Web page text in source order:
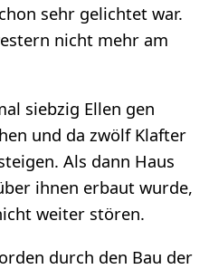
sehr gelichtet war.
nicht mehr am
siebzig Ellen gen
und da zwölf Klafter
Als dann Haus
ihnen erbaut wurde,
weiter stören.
durch den Bau der